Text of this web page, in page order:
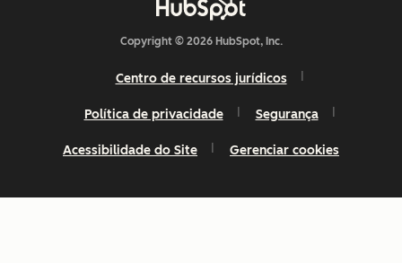
Copyright © 2026 HubSpot, Inc.
Centro de recursos jurídicos
Política de privacidade Segurança
Acessibilidade do Site Gerenciar cookies